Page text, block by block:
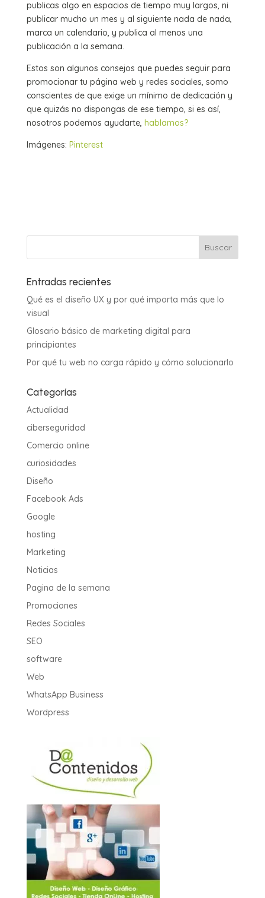
publicas algo en espacios de tiempo muy largos, ni
publicar mucho un mes y al siguiente nada de nada,
marca un calendario, y publica al menos una
publicación a la semana.
Estos son algunos consejos que puedes seguir para
promocionar tu página web y redes sociales, somo
conscientes de que exige un mínimo de dedicación y
que quizás no dispongas de ese tiempo, si es así,
nosotros podemos ayudarte, hablamos?
Imágenes: Pinterest
Entradas recientes
Qué es el diseño UX y por qué importa más que lo
visual
Glosario básico de marketing digital para
principiantes
Por qué tu web no carga rápido y cómo solucionarlo
Categorías
Actualidad
ciberseguridad
Comercio online
curiosidades
Diseño
Facebook Ads
Google
hosting
Marketing
Noticias
Pagina de la semana
Promociones
Redes Sociales
SEO
software
Web
WhatsApp Business
Wordpress